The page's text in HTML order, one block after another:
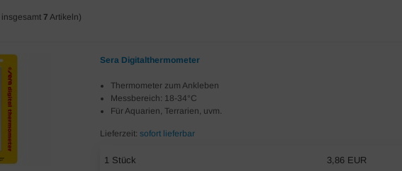
insgesamt 7 Artikeln)
Sera Digitalthermometer
Thermometer zum Ankleben
Messbereich: 18-34°C
Für Aquarien, Terrarien, uvm.
Lieferzeit:sofort lieferbar
1 Stück 3,86 EUR